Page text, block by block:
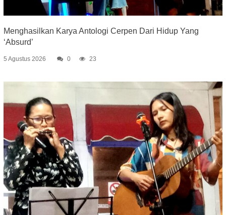
Menghasilkan Karya Antologi Cerpen Dari Hidup Yang
‘Absurd’
5 Agustus 2026 0 23